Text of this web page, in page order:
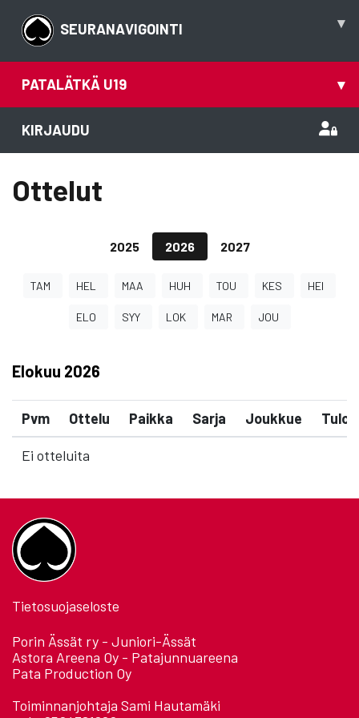
SEURANAVIGOINTI ▾
PATALÄTKÄ U19 ▾
KIRJAUDU
Ottelut
2025 2026 2027
TAM HEL MAA HUH TOU KES HEI
ELO SYY LOK MAR JOU
Elokuu 2026
Pvm Ottelu Paikka Sarja Joukkue Tulos
Ei otteluita
Tietosuojaseloste
Porin Ässät ry - Juniori-Ässät
Astora Areena Oy - Patajunnuareena
Pata Production Oy
Toiminnanjohtaja Sami Hautamäki